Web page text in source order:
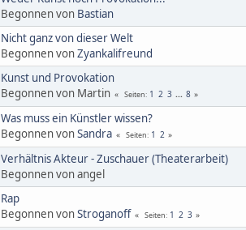
Begonnen von Bastian
Nicht ganz von dieser Welt
Begonnen vonZyankalifreund
Kunst und Provokation
Begonnen von Martin
Seiten 1 2 3 ... 8
Was muss ein Künstler wissen?
Begonnen vonSandra Seiten 1 2
Verhältnis Akteur - Zuschauer (Theaterarbeit)
Begonnen von angel
Rap
Begonnen vonStroganoff Seiten 1 2 3